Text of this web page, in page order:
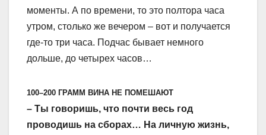
моменты. А по времени, то это полтора часа
утром, столько же вечером – вот и получается
где-то три часа. Подчас бывает немного
дольше, до четырех часов…
100–200 ГРАММ ВИНА НЕ ПОМЕШАЮТ
– Ты говоришь, что почти весь год
проводишь на сборах… На личную жизнь,